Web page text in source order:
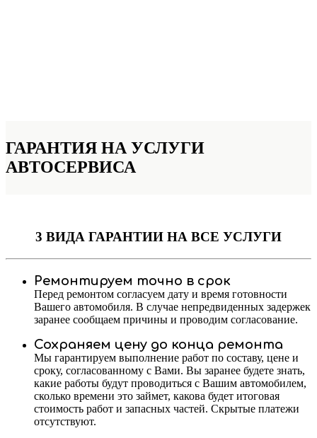
ГАРАНТИЯ НА УСЛУГИ
АВТОСЕРВИСА
3 ВИДА ГАРАНТИИ НА ВСЕ УСЛУГИ
Ремонтируем точно в срок
Перед ремонтом согласуем дату и время готовности
Вашего автомобиля. В случае непредвиденных задержек
заранее сообщаем причины и проводим согласование.
Сохраняем цену до конца ремонта
Мы гарантируем выполнение работ по составу, цене и
сроку, согласованному с Вами. Вы заранее будете знать,
какие работы будут проводиться с Вашим автомобилем,
сколько времени это займет, какова будет итоговая
стоимость работ и запасных частей. Скрытые платежи
отсутствуют.